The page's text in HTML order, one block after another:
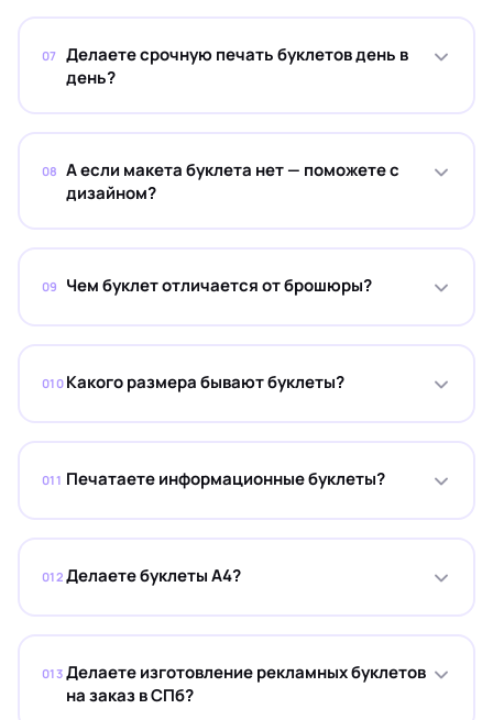
07 Делаете срочную печать буклетов день в
день?
08 А если макета буклета нет — поможете с
дизайном?
09 Чем буклет отличается от брошюры?
010 Какого размера бывают буклеты?
011 Печатаете информационные буклеты?
012 Делаете буклеты А4?
013 Делаете изготовление рекламных буклетов
на заказ в СПб?